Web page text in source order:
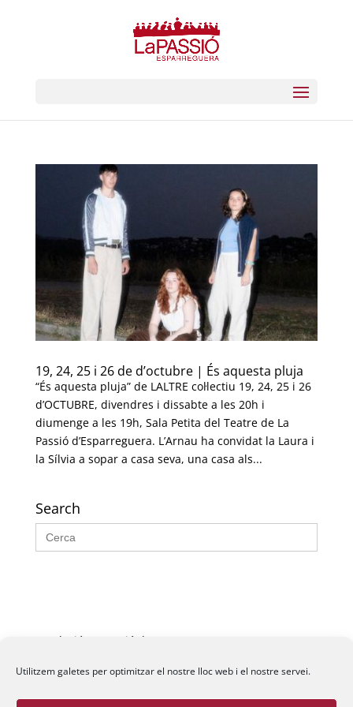
Utilitzem galetes per optimitzar el nostre lloc web i el nostre servei.
19, 24, 25 i 26 de d’octubre | És aquesta pluja
“És aquesta pluja” de LALTRE col·lectiu 19, 24, 25 i 26
d’OCTUBRE, divendres i dissabte a les 20h i
diumenge a les 19h, Sala Petita del Teatre de La
Passió d’Esparreguera. L’Arnau ha convidat la Laura i
la Sílvia a sopar a casa seva, una casa als...
Search
Search
for:
Fundació La Passió d’Esparreguera, 2026